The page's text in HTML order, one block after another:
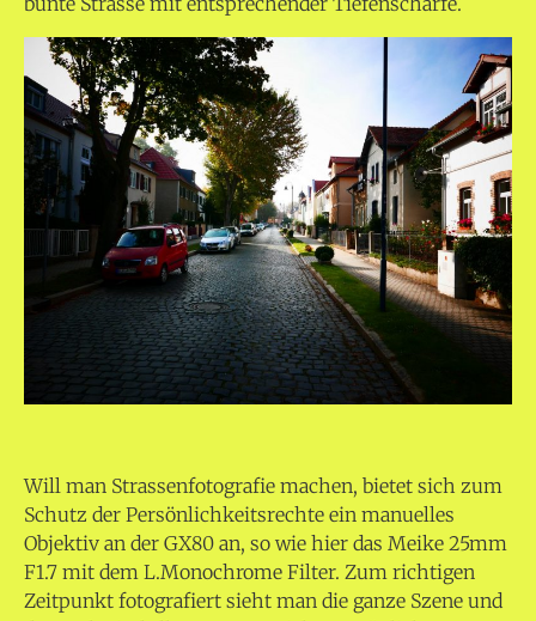
Will man Strassenfotografie machen, bietet sich zum
Schutz der Persönlichkeitsrechte ein manuelles
Objektiv an der GX80 an, so wie hier das Meike 25mm
F1.7 mit dem L.Monochrome Filter. Zum richtigen
Zeitpunkt fotografiert sieht man die ganze Szene und